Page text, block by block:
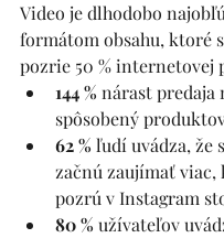
Video je dlhodobo
formátom obsahu, ktoré
pozrie 50 % internetovej
144 % nárast predaja
spôsobený
62 % ľudí uvádza, že
začnú zaujímať viac,
pozrú v Instagram
80 % užívateľov